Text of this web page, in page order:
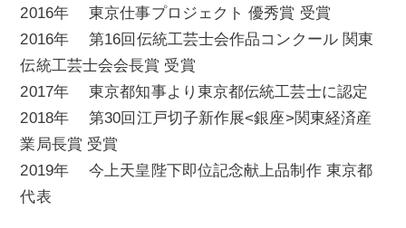
2016年 東京仕事プロジェクト 優秀賞 受賞
2016年 第16回伝統工芸士会作品コンクール 関東
伝統工芸士会会長賞 受賞
2017年 東京都知事より東京都伝統工芸士に認定
2018年 第30回江戸切子新作展<銀座>関東経済産
業局長賞 受賞
2019年 今上天皇陛下即位記念献上品制作 東京都
代表